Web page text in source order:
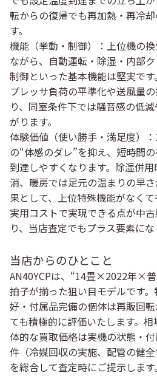
転からの復帰でも再加熱・再冷
す。
機能（挙動・制御）
：上位機の
ながら、 自動運転・除湿・内部
制御といった基本機能は堅実です
プレッサ負荷の平準化や送風量
り、同室条件下では騒音感の低減
がります。
体験価値（使い勝手・満足度）
の“体感のダレ”を抑え、 短時間
到達しやすくなります。除湿併用
消、暖房では足元の温まりの早さ
果として、上位特殊機能がなく
実用コストで実現できる点が中
り、当店査定でもプラス要素にな
当店からのひとこと
AN40YCPは、“14畳×2022年×
拍子が揃った狙い目モデルです
好・付属品完備の個体は再販回
ても積極的に評価いたします。相
体的な買取価格は実機の状態・
件（冷媒回収の実施、配管の健全
を総合して査定時にご提示します。